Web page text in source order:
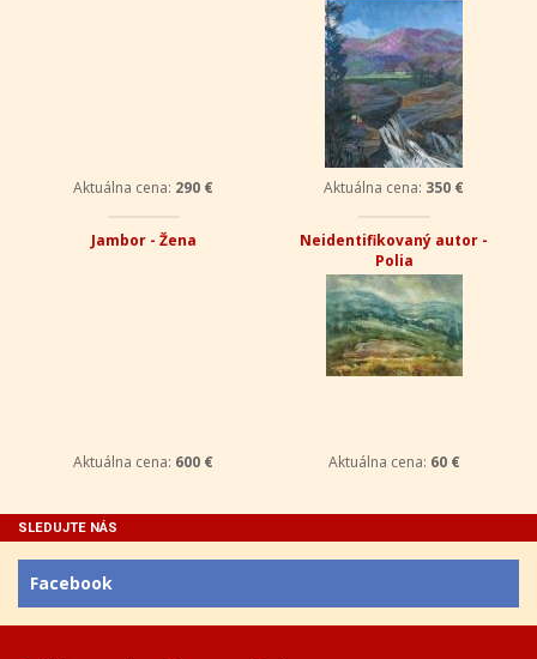
Aktuálna cena: 290 € Aktuálna cena: 350 €
Jambor - Žena
Aktuálna cena: 600 €
Neidentifikovaný autor -
Polia
Aktuálna cena: 60 €
SLEDUJTE NÁS
Facebook